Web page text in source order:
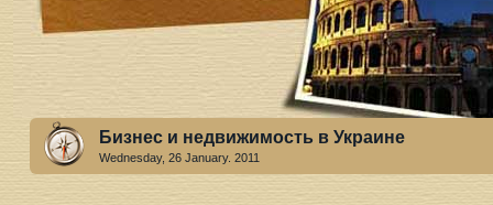
Бизнес и недвижимость в Украине
Wednesday, 26 January. 2011